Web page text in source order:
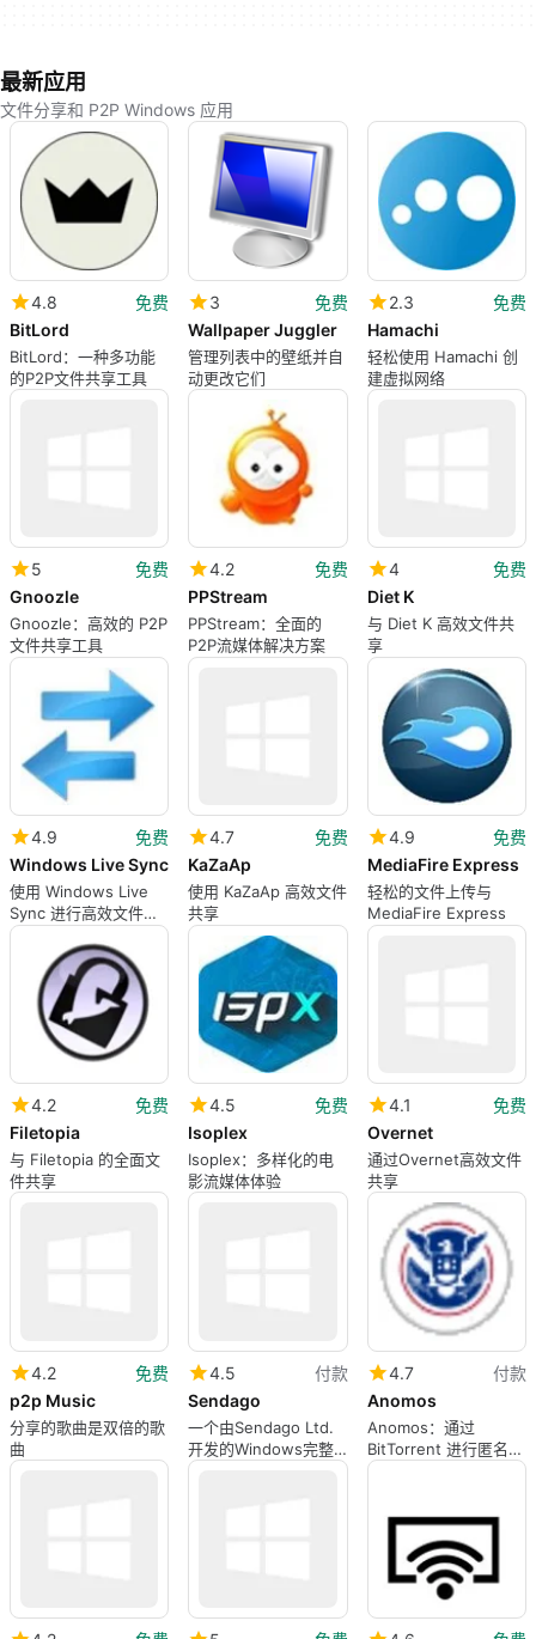
最新应用
文件分享和 P2P Windows 应用
4.8
免费
BitLord
BitLord：一种多功能
的P2P文件共享工具
3
免费
Wallpaper Juggler
管理列表中的壁纸并自
动更改它们
2.3
免费
Hamachi
轻松使用 Hamachi 创
建虚拟网络
5
免费
Gnoozle
Gnoozle：高效的 P2P
文件共享工具
4.2
免费
PPStream
PPStream：全面的
P2P流媒体解决方案
4
免费
Diet K
与 Diet K 高效文件共
享
4.9
免费
Windows Live Sync
使用 Windows Live
Sync 进行高效文件同
步
4.7
免费
KaZaAp
使用 KaZaAp 高效文件
共享
4.9
免费
MediaFire Express
轻松的文件上传与
MediaFire Express
4.2
免费
Filetopia
与 Filetopia 的全面文
件共享
4.5
免费
Isoplex
Isoplex：多样化的电
影流媒体体验
4.1
免费
Overnet
通过Overnet高效文件
共享
4.2
免费
p2p Music
分享的歌曲是双倍的歌
曲
4.5
付款
Sendago
一个由Sendago Ltd.
开发的Windows完整
版本应用程序。
4.7
付款
Anomos
Anomos：通过
BitTorrent 进行匿名文
件共享